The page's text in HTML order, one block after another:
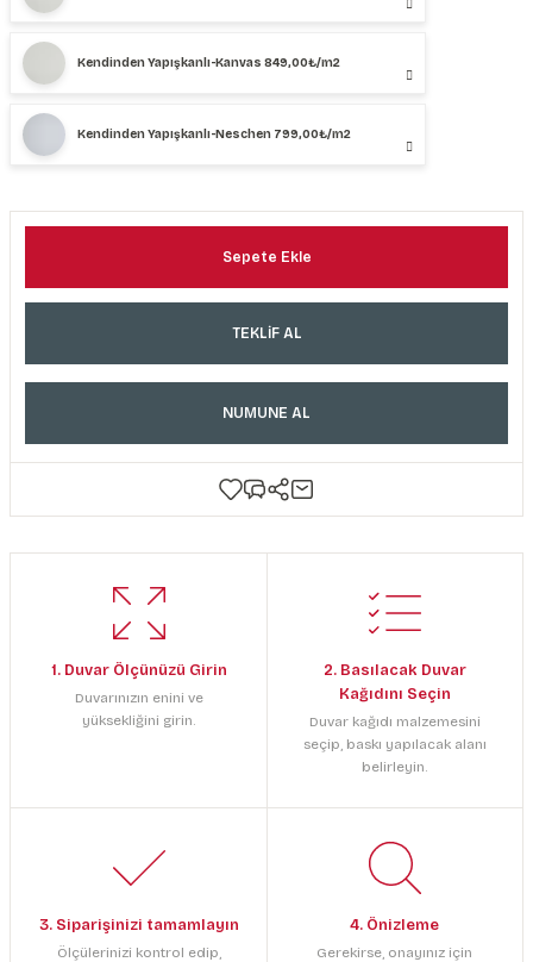
Kendinden Yapışkanlı-Kanvas 849,00₺/m2
Kendinden Yapışkanlı-Neschen 799,00₺/m2
Sepete Ekle
TEKLİF AL
NUMUNE AL
1. Duvar Ölçünüzü Girin
Duvarınızın enini ve
yüksekliğini girin.
2. Basılacak Duvar
Kağıdını Seçin
Duvar kağıdı malzemesini
seçip, baskı yapılacak alanı
belirleyin.
3. Siparişinizi tamamlayın
Ölçülerinizi kontrol edip,
4. Önizleme
Gerekirse, onayınız için